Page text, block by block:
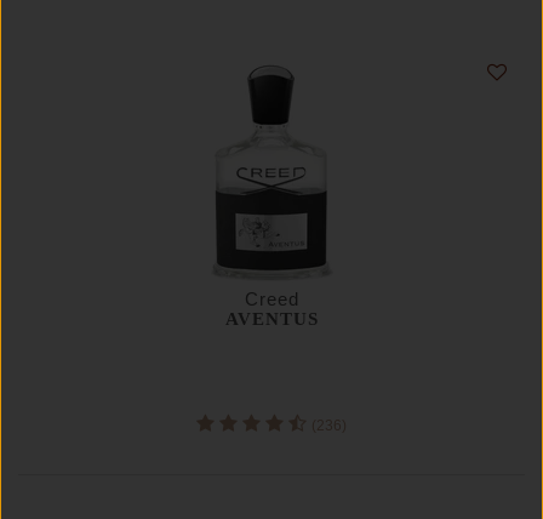
Creed
AVENTUS
(236)